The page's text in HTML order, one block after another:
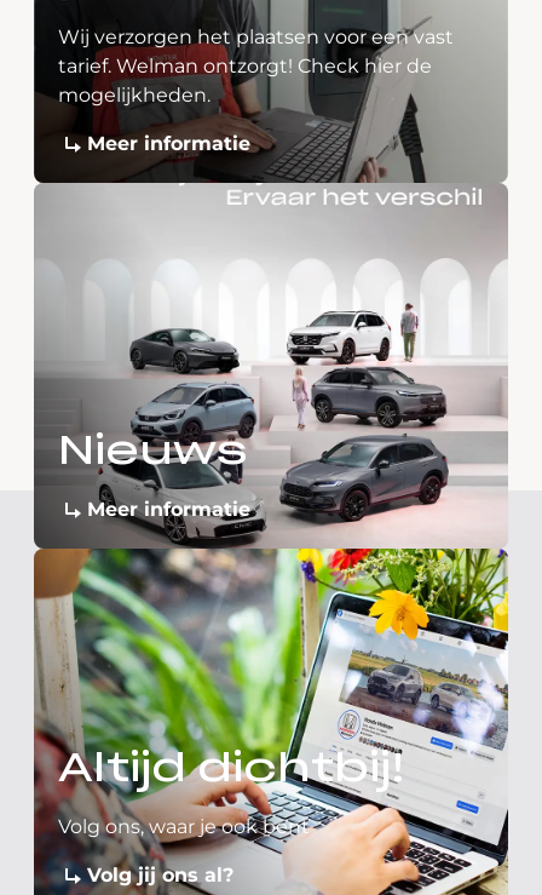
Wij verzorgen het plaatsen voor een vast
tarief. Welman ontzorgt! Check hier de
mogelijkheden.
Meer informatie
Nieuws
Meer informatie
Altijd dichtbij!
Volg ons, waar je ook bent
Volg jij ons al?